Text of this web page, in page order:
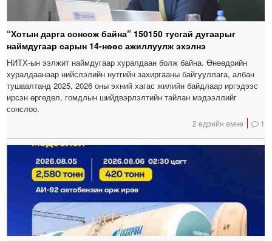
“Хотын дарга сонсож байна” 150150 тусгай дугаарыг
наймдугаар сарын 14-нөөс ажиллуулж эхэлнэ
НИТХ-ын ээлжит наймдугаар хуралдаан болж байна. Өнөөдрийн
хуралдаанаар нийслэлийн нутгийн захиргааны байгууллага, албан
тушаалтанд 2025, 2026 оны эхний хагас жилийн байдлаар иргэдээс
ирсэн өргөдөл, гомдлын шийдвэрлэлтийн тайлан мэдээллийг
сонслоо.
2 өдрийн өмнө 1